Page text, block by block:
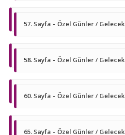
57. Sayfa – Özel Günler / Gelecek
58. Sayfa – Özel Günler / Gelecek
60. Sayfa – Özel Günler / Gelecek
65. Sayfa – Özel Günler / Gelecek